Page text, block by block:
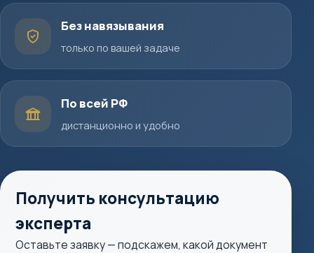
Без навязывания
только по вашей задаче
По всей РФ
дистанционно и удобно
Получить консультацию
эксперта
Оставьте заявку — подскажем, какой документ